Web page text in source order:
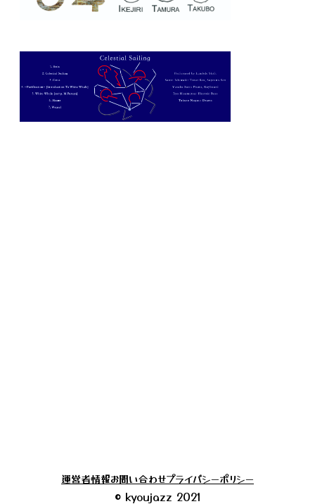
運営者情報お問い合わせプライバシーポリシー
© kyoujazz 2021